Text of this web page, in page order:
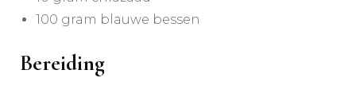
100 gram blauwe bessen
Bereiding